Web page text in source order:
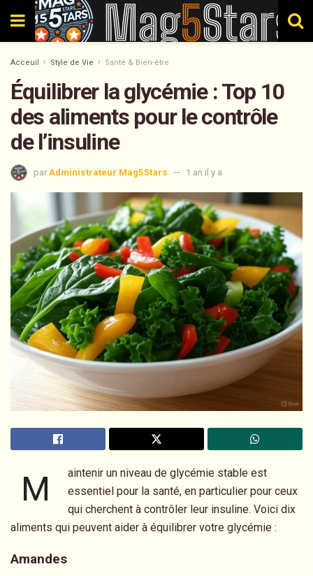
Acceuil Style de Vie Santé & Bien-être
Équilibrer la glycémie : Top 10
des aliments pour le contrôle
de l’insuline
par Administrateur Mag5Stars 1 an il y a
M
aintenir un niveau de glycémie stable est
essentiel pour la santé, en particulier pour ceux
qui cherchent à contrôler leur insuline. Voici dix
aliments qui peuvent aider à équilibrer votre glycémie :
Amandes